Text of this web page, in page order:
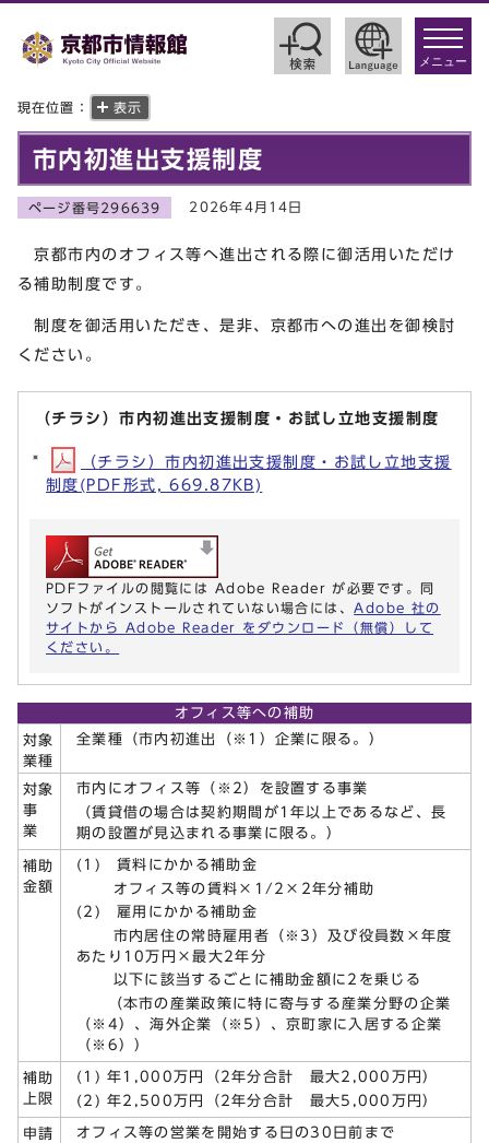
toggle
メニュー
現在位置： 表示
市内初進出支援制度
ページ番号296639 2026年4月14日
京都市内のオフィス等へ進出される際に御活用いただけ
る補助制度です。
制度を御活用いただき、是非、京都市への進出を御検討
ください。
（チラシ）市内初進出支援制度・お試し立地支援制度
（チラシ）市内初進出支援制度・お試し立地支援
制度(PDF形式, 669.87KB)
PDFファイルの閲覧には Adobe Reader が必要です。同
ソフトがインストールされていない場合には、 Adobe 社の
サイトから Adobe Reader をダウンロード（無償）して
ください。
オフィス等への補助
対象
業種
全業種（市内初進出（※1）企業に限る。）
対象
事
業
市内にオフィス等（※2）を設置する事業
（賃貸借の場合は契約期間が1年以上であるなど、長
期の設置が見込まれる事業に限る。）
補助
金額
(1) 賃料にかかる補助金
オフィス等の賃料×1/2×2年分補助
(2) 雇用にかかる補助金
市内居住の常時雇用者（※3）及び役員数×年度
あたり10万円×最大2年分
以下に該当するごとに補助金額に2を乗じる
（本市の産業政策に特に寄与する産業分野の企業
（※4）、海外企業（※5）、京町家に入居する企業
（※6））
補助
上限
(1) 年1,000万円（2年分合計 最大2,000万円）
(2) 年2,500万円（2年分合計 最大5,000万円）
申請
オフィス等の営業を開始する日の30日前まで